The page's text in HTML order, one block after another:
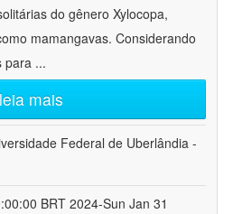
do gênero Xylocopa,
mamangavas. Considerando
para ...
leia mais
Federal de Uberlândia -
BRT 2024-Sun Jan 31